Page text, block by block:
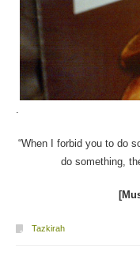
.
“When I forbid you to do
do something,
Tazkirah